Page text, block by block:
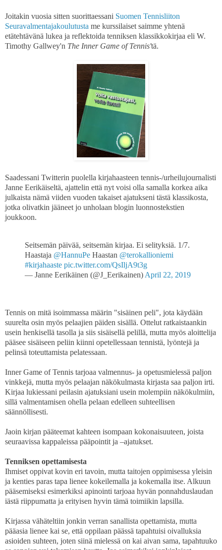
Joitakin vuosia sitten suorittaessani Suomen Tennisliiton
Seuravalmentajakoulutusta me kurssilaiset saimme yhtenä
etätehtävänä lukea ja reflektoida tenniksen klassikkokirjaa eli W.
Timothy Gallwey'n The Inner Game of Tennis'tä.
Saadessani Twitterin puolella kirjahaasteen tennis-/urheilujournalisti
Janne Eerikäiseltä, ajattelin että nyt voisi olla samalla korkea aika
julkaista nämä viiden vuoden takaiset ajatukseni tästä klassikosta,
jotka olivatkin jääneet jo unholaan blogin luonnostekstien
joukkoon.
Seitsemän päivää, seitsemän kirjaa. Ei selityksiä. 1/7.
Haastaja @HannuPe Haastan @terokallioniemi
#kirjahaaste pic.twitter.com/QsIljA9t3g
— Janne Eerikäinen (@J_Eerikainen) April 22, 2019
Tennis on mitä isoimmassa määrin "sisäinen peli", jota käydään
suurelta osin myös pelaajien päiden sisällä. Ottelut ratkaistaankin
usein henkisellä tasolla ja siis sisäisellä pelillä, mutta myös aloittelija
pääsee sisäiseen peliin kiinni opetellessaan tennistä, lyöntejä ja
pelinsä toteuttamista pelatessaan.
Inner Game of Tennis tarjoaa valmennus- ja opetusmielessä paljon
vinkkejä, mutta myös pelaajan näkökulmasta kirjasta saa paljon irti.
Kirjaa lukiessani peilasin ajatuksiani usein molempiin näkökulmiin,
sillä valmentamisen ohella pelaan edelleen suhteellisen
säännöllisesti.
Jaoin kirjan pääteemat kahteen isompaan kokonaisuuteen, joista
seuraavissa kappaleissa pääpointit ja –ajatukset.
Tenniksen opettamisesta
Ihmiset oppivat kovin eri tavoin, mutta taitojen oppimisessa yleisin
ja kenties paras tapa lienee kokeilemalla ja kokemalla itse. Alkuun
pääsemiseksi esimerkiksi apinointi tarjoaa hyvän ponnahduslaudan
iästä riippumatta ja erityisen hyvin tämä toimiikin lapsilla.
Kirjassa vähäteltiin jonkin verran sanallista opettamista, mutta
pääasia lienee kai se, että oppilaan päässä tapahtuisi oivalluksia
asioiden suhteen, joten siinä mielessä on kai aivan sama, tapahtuuko